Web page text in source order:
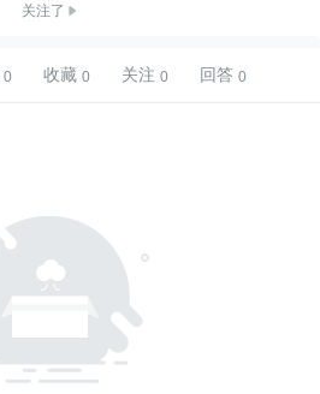
关注了
收藏 关注 回答